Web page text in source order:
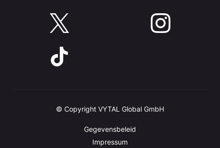
© Copyright VYTAL Global GmbH
Gegevensbeleid
Impressum